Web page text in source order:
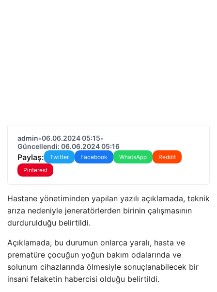
admin•06.06.2024 05:15•
Güncellendi: 06.06.2024 05:16
Paylaş: Twitter Facebook WhatsApp
Reddit
Pinterest
Hastane yönetiminden yapılan yazılı açıklamada, teknik
arıza nedeniyle jeneratörlerden birinin çalışmasının
durdurulduğu belirtildi.
Açıklamada, bu durumun onlarca yaralı, hasta ve
prematüre çocuğun yoğun bakım odalarında ve
solunum cihazlarında ölmesiyle sonuçlanabilecek bir
insani felaketin habercisi olduğu belirtildi.